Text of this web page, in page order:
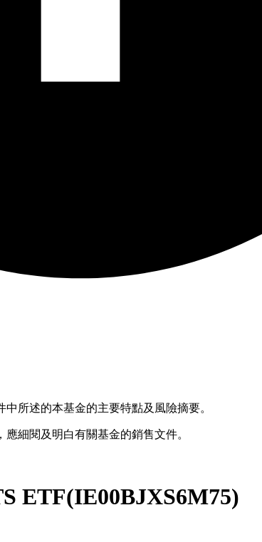
所述的本基金的主要特點及風險摘要。
細閱及明白有關基金的銷售文件。
ETF(IE00BJXS6M75)